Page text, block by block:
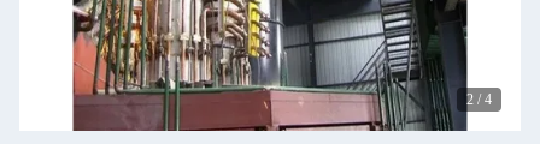
2 / 4